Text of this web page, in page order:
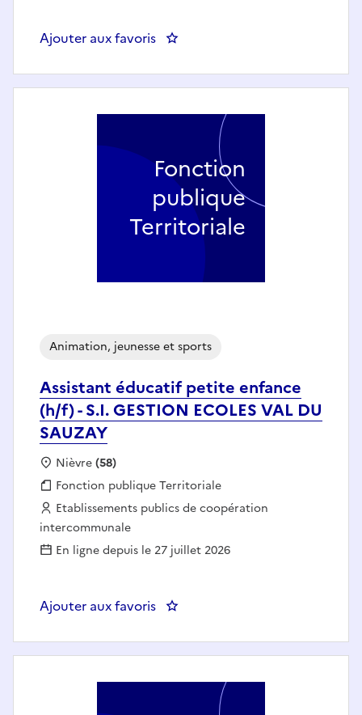
Ajouter aux favoris : Maître-Nageur Sauveteur (h/f) -
Assistant éducatif petite enfance
(h/f) - S.I. GESTION ECOLES VAL DU
SAUZAY
Animation, jeunesse et sports
Localisation :
Nièvre(58)
Fonction publique :
Fonction publique Territoriale
Employeur :
Etablissements publics de coopération
intercommunale
En ligne depuis le 27 juillet 2026
Ajouter aux favoris : Assistant éducatif petite
Fonction
publique
Territoriale